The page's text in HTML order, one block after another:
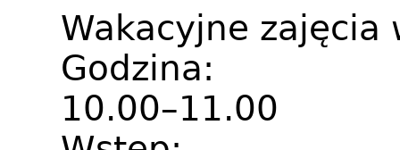
Wakacyjne zajęcia
Godzina:
10.00–11.00